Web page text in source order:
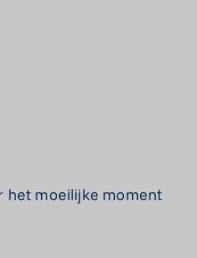
het moeilijke moment